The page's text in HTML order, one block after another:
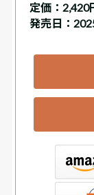
定価： 2,420
発売日：
書店ウェブスト